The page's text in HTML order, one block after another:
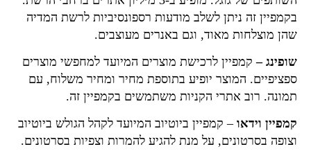
בקמפיין זה ניתן לשלב מודעות רספונסיביות לרשת המדיה
שהן מוצלחות מאוד, וגם באנרים מעוצבים.
שופינג – קמפיין לרכישת מוצרים המיועד למחפשי מוצרים
ספציפיים. המוצר יופיע בתוספת מחיר ומחיר משלוח, עם
תמונה. רוב אתרי הקניות משתמשים בקמפיין זה.
קמפיין וידאו– קמפיין ביוטיוב המיועד לקהל הגולש ביוטיוב
וצופה בסרטונים, על מנת להגיע להמרות וצפיות בסרטונים.